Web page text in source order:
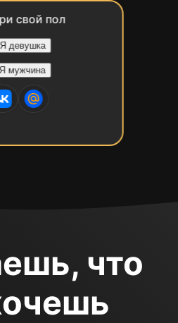
свой пол
Я девушка
Я мужчина
что